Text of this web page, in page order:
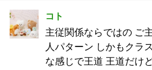
コト
主従関係ならではの ご
人パターン しかもクラ
な感じで王道 王道だけ